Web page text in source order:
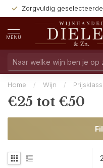
Zorgvuldig geselecteerde
MENU
Home / Wijn /
€25 tot €50